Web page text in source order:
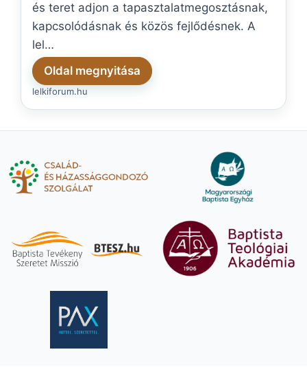
és teret adjon a tapasztalatmegosztásnak,
kapcsolódásnak és közös fejlődésnek. A
lel…
Oldal megnyitása
lelkiforum.hu